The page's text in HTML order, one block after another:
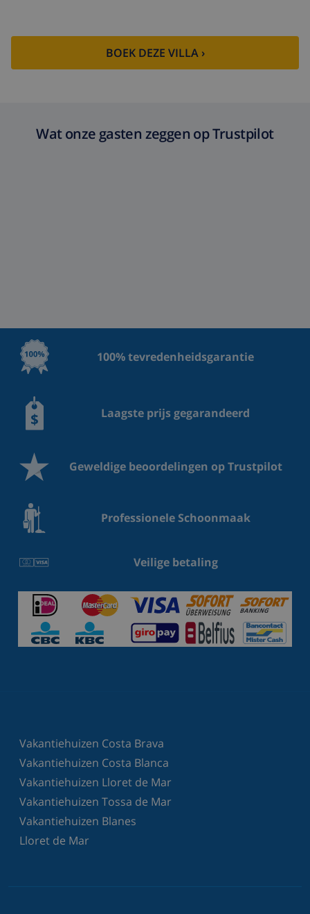
BOEK DEZE VILLA ›
Wat onze gasten zeggen op Trustpilot
100% tevredenheidsgarantie
Laagste prijs gegarandeerd
Geweldige beoordelingen op Trustpilot
Professionele Schoonmaak
Veilige betaling
Vakantiehuizen Costa Brava
Vakantiehuizen Costa Blanca
Vakantiehuizen Lloret de Mar
Vakantiehuizen Tossa de Mar
Vakantiehuizen Blanes
Lloret de Mar